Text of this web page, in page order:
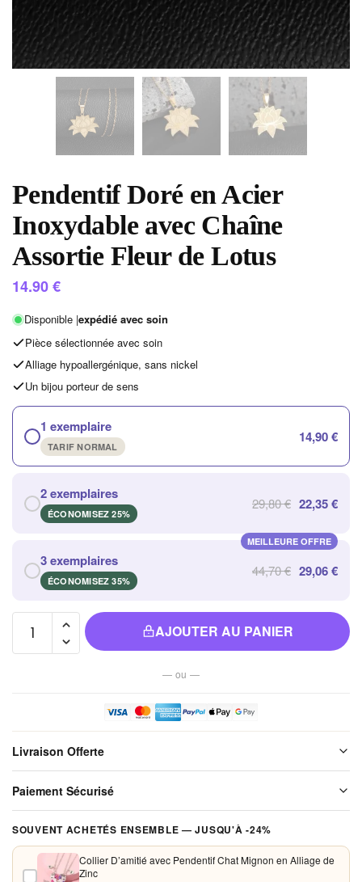
Pendentif Doré en Acier
Inoxydable avec Chaîne
Assortie Fleur de Lotus
14.90€
Disponible |expédié avec soin
Pièce sélectionnée avec soin
Alliage hypoallergénique, sans nickel
Un bijou porteur de sens
1 exemplaire
TARIF NORMAL
14,90 €
2 exemplaires
ÉCONOMISEZ 25%
29,80 € 22,35 €
MEILLEURE OFFRE
3 exemplaires
ÉCONOMISEZ 35%
44,70 € 29,06 €
quantité de
Pendentif
Assortie
Fleur de
Lotus
AJOUTER AU PANIER
— ou —
Livraison Offerte
soigneusement emballé avant expédition. Aucun frais de port, jamais.
Paiement Sécurisé
acceptons Visa, Mastercard, PayPal et Apple Pay. Aucune donnée
bancaire n'est conservée sur nos serveurs.
SOUVENT ACHETÉS ENSEMBLE — JUSQU'À -24%
Collier D’amitié avec Pendentif Chat Mignon en Alliage de
Zinc